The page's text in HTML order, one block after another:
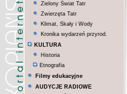
Zielony Świat Tatr
Zwierzęta Tatr
Klimat, Skały i Wody
Kronika wydarzeń przyrod.
KULTURA
Historia
Etnografia
Filmy edukacyjne
AUDYCJE RADIOWE